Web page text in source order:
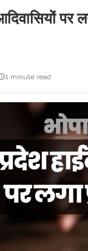
1 minute read